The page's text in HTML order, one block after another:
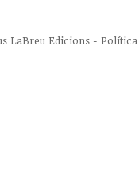
LaBreu Edicions - Política